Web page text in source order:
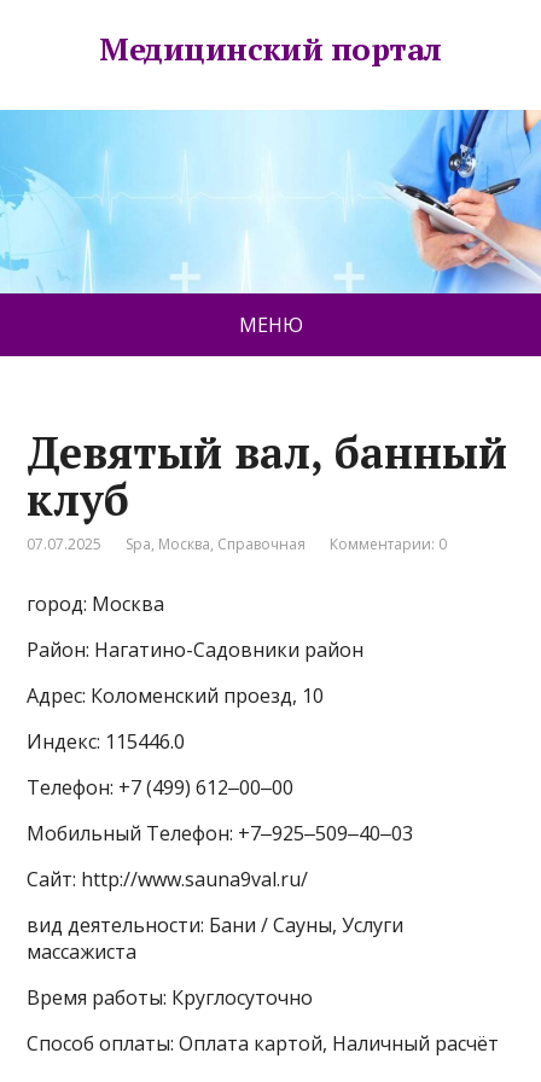
Медицинский портал
МЕНЮ
Девятый вал, банный
клуб
07.07.2025 Spa, Москва, Справочная Комментарии: 0
город: Москва
Район: Нагатино-Садовники район
Адрес: Коломенский проезд, 10
Индекс: 115446.0
Телефон: +7 (499) 612‒00‒00
Мобильный Телефон: +7‒925‒509‒40‒03
Сайт: http://www.sauna9val.ru/
вид деятельности: Бани / Сауны, Услуги
массажиста
Время работы: Круглосуточно
Способ оплаты: Оплата картой, Наличный расчёт